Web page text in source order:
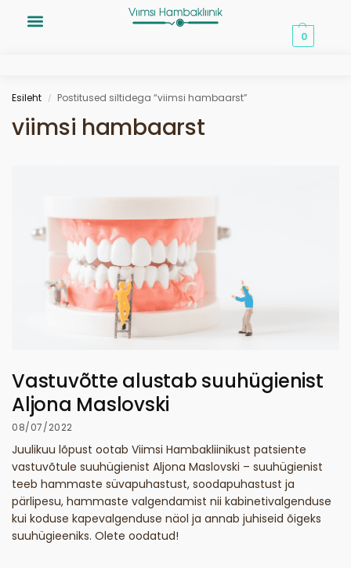
0
Esileht / Postitused siltidega “viimsi hambaarst”
viimsi hambaarst
Vastuvõtte alustab suuhügienist
Aljona Maslovski
08/07/2022
Juulikuu lõpust ootab Viimsi Hambakliinikust patsiente
vastuvõtule suuhügienist Aljona Maslovski – suuhügienist
teeb hammaste süvapuhastust, soodapuhastust ja
pärlipesu, hammaste valgendamist nii kabinetivalgenduse
kui koduse kapevalgenduse näol ja annab juhiseid õigeks
suuhügieeniks. Olete oodatud!